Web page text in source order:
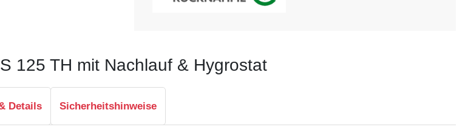
125 TH mit Nachlauf & Hygrostat
Details Sicherheitshinweise